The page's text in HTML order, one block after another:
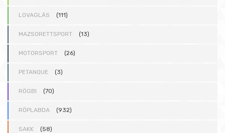
LOVAGLÁS (111)
MAZSORETTSPORT (13)
MOTORSPORT (26)
PETANQUE (3)
RÖGBI (70)
RÖPLABDA (932)
SAKK (58)